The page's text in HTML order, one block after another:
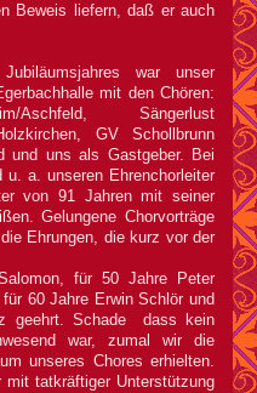
Beweis liefern, daß er auch
war unser
mit den Chören:
Aschfeld, Sängerlust
GV Schollbrunn
und uns als Gastgeber. Bei
u. a. unseren Ehrenchorleiter
von 91 Jahren mit seiner
Gelungene Chorvorträge
Ehrungen, die kurz vor der
für 50 Jahre Peter
60 Jahre Erwin Schlör und
geehrt. Schade dass kein
war, zumal wir die
unseres Chores erhielten.
mit tatkräftiger Unterstützung